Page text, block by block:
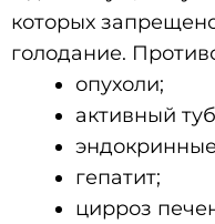
которых
голодание.
опухоли;
активный
гепатит;
цирроз